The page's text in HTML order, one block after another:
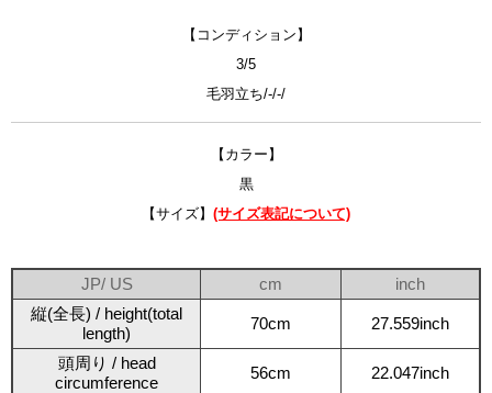
【コンディション】
3/5
毛羽立ち/-/-/
【カラー】
黒
【サイズ】 (サイズ表記について)
JP/ US cm
inch
縦(全長) / height(total
length)
70cm 27.559inch
頭周り / head
circumference
56cm 22.047inch